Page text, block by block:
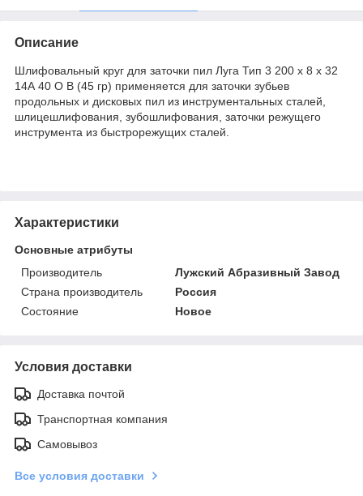
Описание
Шлифовальный круг для заточки пил Луга Тип 3 200 х 8 х 32
14А 40 О B (45 гр) применяется для заточки зубьев
продольных и дисковых пил из инструментальных сталей,
шлицешлифования, зубошлифования, заточки режущего
инструмента из быстрорежущих сталей.
Характеристики
Основные атрибуты
Производитель
Лужский Абразивный Завод
Страна производитель
Россия
Состояние
Новое
Условия доставки
Доставка почтой
Транспортная компания
Самовывоз
Все условия доставки